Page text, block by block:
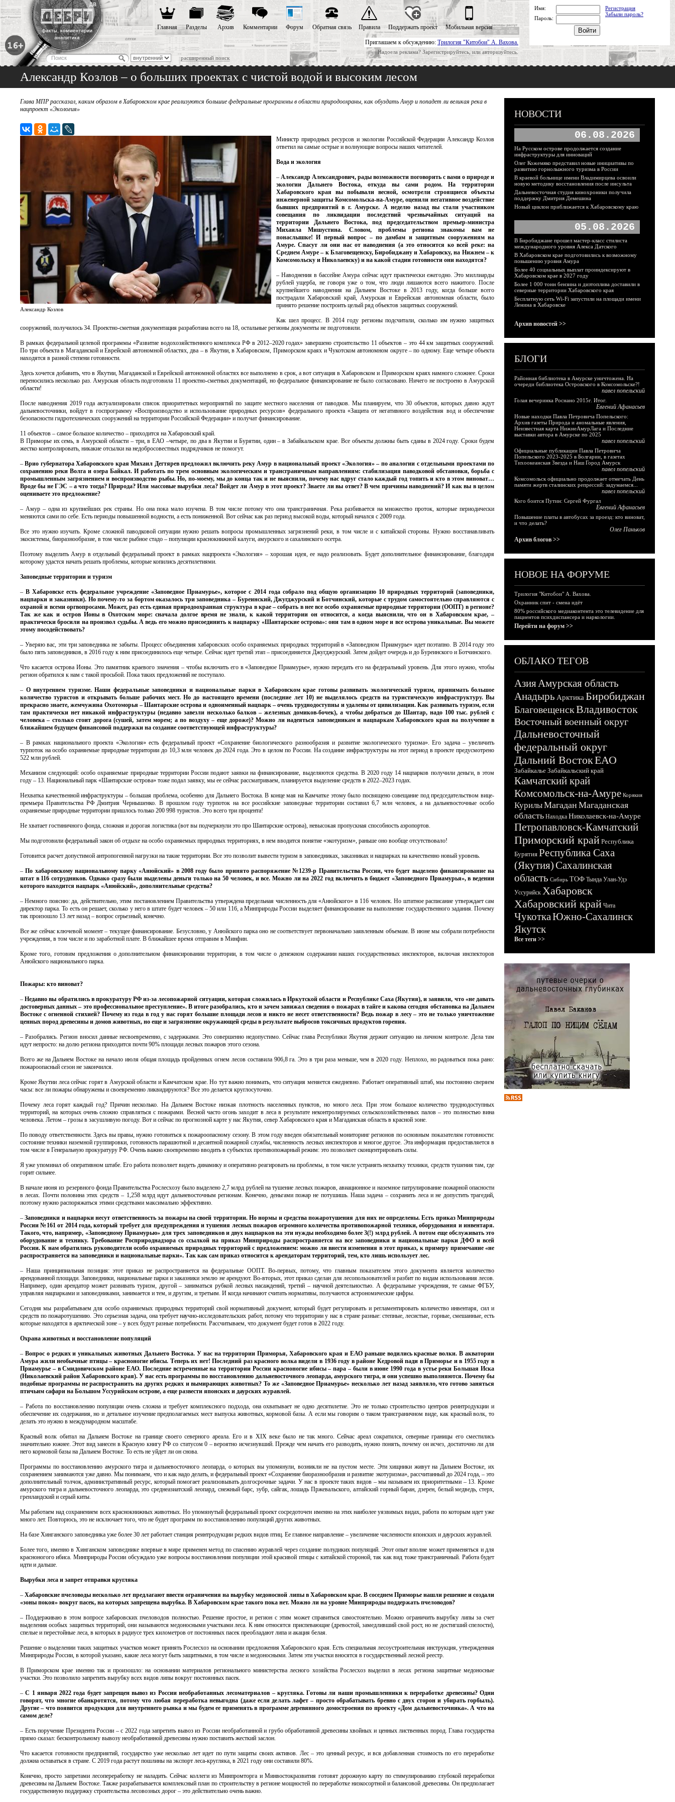
Приглашаем к обсуждению: Трилогия "Китобои" А. Вахова.
Надоела реклама? Зарегистрируйтесь, или авторизуйтесь.
расширенный поиск
Главная Разделы Архив Комментарии Форум Обратная связь Правила Поддержать проект Мобильная версия
Имя:
Регистрация
Забыли пароль?
Пароль:
Александр Козлов – о больших проектах с чистой водой и высоким лесом
Глава МПР рассказал, каким образом в Хабаровском крае реализуются большие федеральные программы в области природоохраны, как обуздать Амур и попадет ли великая река в
нацпроект «Экология»
Александр Козлов
Министр природных ресурсов и экологии Российской Федерации Александр Козлов
ответил на самые острые и волнующие вопросы наших читателей.
Вода и экология
– Александр Александрович, рады возможности поговорить с вами о природе и
экологии Дальнего Востока, откуда вы сами родом. На территории
Хабаровского края вы побывали весной, осмотрели строящиеся объекты
инженерной защиты Комсомольска-на-Амуре, оценили негативное воздействие
бывших предприятий в г. Амурске. А неделю назад вы стали участником
совещания по ликвидации последствий чрезвычайных ситуаций на
территории Дальнего Востока, под председательством премьер-министра
Михаила Мишустина. Словом, проблемы региона знакомы вам не
понаслышке! И первый вопрос – по дамбам и защитным сооружениям на
Амуре. Спасут ли они нас от наводнения (а это относится ко всей реке: на
Среднем Амуре – к Благовещенску, Биробиджану и Хабаровску, на Нижнем – к
Комсомольску и Николаевску) и на какой стадии готовности они находятся?
– Наводнения в бассейне Амура сейчас идут практически ежегодно. Это миллиарды
рублей ущерба, не говоря уже о том, что люди лишаются всего нажитого. После
крупнейшего наводнения на Дальнем Востоке в 2013 году, когда больше всего
пострадали Хабаровский край, Амурская и Еврейская автономная области, было
принято решение построить целый ряд объектов защитных сооружений.
Как шел процесс. В 2014 году регионы подсчитали, сколько им нужно защитных
сооружений, получилось 34. Проектно-сметная документация разработана всего на 18, остальные регионы документы не подготовили.
В рамках федеральной целевой программы «Развитие водохозяйственного комплекса РФ в 2012–2020 годах» завершено строительство 11 объектов – это 44 км защитных сооружений.
По три объекта в Магаданской и Еврейской автономной областях, два – в Якутии, в Хабаровском, Приморском краях и Чукотском автономном округе – по одному. Еще четыре объекта
находятся в разной степени готовности.
Здесь хочется добавить, что в Якутии, Магаданской и Еврейской автономной областях все выполнено в срок, а вот ситуация в Хабаровском и Приморском краях намного сложнее. Сроки
переносились несколько раз. Амурская область подготовила 11 проектно-сметных документаций, но федеральное финансирование не было согласовано. Ничего не построено в Амурской
области!
После наводнения 2019 года актуализировали список приоритетных мероприятий по защите местного населения от паводков. Мы планируем, что 30 объектов, которых давно ждут
дальневосточники, войдут в госпрограмму «Воспроизводство и использование природных ресурсов» федерального проекта «Защита от негативного воздействия вод и обеспечение
безопасности гидротехнических сооружений на территории Российской Федерации» и получат финансирование.
11 объектов – самое большое количество – приходится на Хабаровский край.
В Приморье их семь, в Амурской области – три, в ЕАО –четыре, по два в Якутии и Бурятии, один – в Забайкальском крае. Все объекты должны быть сданы в 2024 году. Сроки будем
жестко контролировать, никакие отсылки на недобросовестных подрядчиков не помогут.
–Врио губернатора Хабаровского края Михаил Дегтярев предложил включить реку Амур в национальный проект «Экология» – по аналогии с отдельными проектами по
сохранению реки Волга и озера Байкал. И работать по трем основным экологическим и трансграничным направлениям: стабилизация паводковой обстановки, борьба с
промышленным загрязнением и воспроизводство рыбы. Но, по-моему, мы до конца так и не выяснили, почему нас вдруг стало каждый год топить и кто в этом виноват…
Вроде бы не ГЭС – а что тогда? Природа? Или массовые вырубки леса? Войдет ли Амур в этот проект? Знаете ли вы ответ? В чем причины наводнений? И как вы в целом
оцениваете это предложение?
– Амур – одна из крупнейших рек страны. Но она пока мало изучена. В том числе потому что она трансграничная. Река разбивается на множество проток, которые периодически
меняются сами по себе. Есть периоды повышенной водности, а есть пониженной. Вот сейчас как раз период высокой воды, который начался с 2009 года.
Все это нужно изучать. Кроме сложной паводковой ситуации нужно решать вопросы промышленных загрязнений реки, в том числе и с китайской стороны. Нужно восстанавливать
экосистемы, биоразнообразие, в том числе рыбное стадо – популяции краснокнижной калуги, амурского и сахалинского осетра.
Поэтому выделить Амур в отдельный федеральный проект в рамках нацпроекта «Экология» – хорошая идея, ее надо реализовать. Будет дополнительное финансирование, благодаря
которому удастся начать решать проблемы, которые копились десятилетиями.
Заповедные территории и туризм
–В Хабаровске есть федеральное учреждение «Заповедное Приамурье», которое с 2014 года собрало под общую организацию 10 природных территорий (заповедники,
нацпарки и заказники). Но почему-то за бортом оказалось три заповедника – Буреинский, Джугджурский и Ботчинский, которые с трудом самостоятельно справляются с
охраной и всеми оргвопросами. Может, раз есть единая природоохранная структура в крае – собрать в нее все особо охраняемые природные территории (ООПТ) в регионе?
Так же как и остров Ионы в Охотском море: сначала долгое время не знали, к какой территории он относится, а когда выяснили, что он в Хабаровском крае, –
практически бросили на произвол судьбы. А ведь его можно присоединить к нацпарку «Шантарские острова»: они там в одном море и все острова уникальные. Вы можете
этому посодействовать?
– Уверяю вас, эти три заповедника не забыты. Процесс объединения хабаровских особо охраняемых природных территорий в «Заповедном Приамурье» идет поэтапно. В 2014 году это
было пять заповедников, в 2016 году к ним присоединилось еще четыре. Сейчас идет третий этап – присоединяется Джугджурский. Затем дойдет очередь и до Буреинского и Ботчинского.
Что касается острова Ионы. Это памятник краевого значения – чтобы включить его в «Заповедное Приамурье», нужно передать его на федеральный уровень. Для этого нужно, чтобы
регион обратился к нам с такой просьбой. Пока таких предложений не поступало.
– О внутреннем туризме. Наши федеральные заповедники и национальные парки в Хабаровском крае готовы развивать экологический туризм, принимать большое
количество туристов и открывать больше рабочих мест. Но до настоящего времени (последние лет 10) не выделялось средств на туристическую инфраструктуру. Вы
прекрасно знаете, жемчужина Охотоморья – Шантарские острова и одноименный нацпарк – очень труднодоступны и удалены от цивилизации. Как развивать туризм, если
там практически нет никакой инфраструктуры (недавно завезли несколько балков – железных домиков-бочек), а чтобы добраться до Шантар, надо 100 тыс. рублей с
человека – столько стоит дорога (сушей, затем морем; а по воздуху – еще дороже)? Можно ли надеяться заповедникам и нацпаркам Хабаровского края на получение в
ближайшем будущем финансовой поддержки на создание соответствующей инфраструктуры?
– В рамках национального проекта «Экология» есть федеральный проект «Сохранение биологического разнообразия и развитие экологического туризма». Его задача – увеличить
турпоток на особо охраняемые природные территории до 10,3 млн человек до 2024 года. Это в целом по России. На создание инфраструктуры на этот период в проекте предусмотрено
522 млн рублей.
Механизм следующий: особо охраняемые природные территории России подают заявки на финансирование, выделяются средства. В 2020 году 14 нацпарков получили деньги, в этом
году – 13. Национальный парк «Шантарские острова» тоже подал заявку, мы ее сейчас рассматриваем, планируется выделение средств в 2022–2023 годах.
Нехватка качественной инфраструктуры – большая проблема, особенно для Дальнего Востока. В конце мая на Камчатке этому было посвящено совещание под председательством вице-
премьера Правительства РФ Дмитрия Чернышенко. В прошлом году турпоток на все российские заповедные территории составил 6,7 млн человек, а на дальневосточные особо
охраняемые природные территории пришлось только 200 998 туристов. Это всего три процента!
Не хватает гостиничного фонда, сложная и дорогая логистика (вот вы подчеркнули это про Шантарские острова), невысокая пропускная способность аэропортов.
Мы подготовили федеральный закон об отдыхе на особо охраняемых природных территориях, в нем вводится понятие «экотуризм», раньше оно вообще отсутствовало!
Готовится расчет допустимой антропогенной нагрузки на такие территории. Все это позволит вывести туризм в заповедниках, заказниках и нацпарках на качественно новый уровень.
–По хабаровскому национальному парку «Анюйский» в 2008 году было принято распоряжение №1239-р Правительства России, что будет выделено финансирование на
штат в 116 сотрудников. Однако сразу были выделены деньги только на 50 человек, и все. Можно ли на 2022 год включить в бюджет «Заповедного Приамурья», в ведении
которого находится нацпарк «Анюйский», дополнительные средства?
– Немного поясню: да, действительно, этим постановлением Правительства утверждена предельная численность для «Анюйского» в 116 человек. Но штатное расписание утверждает сам
директор парка. То есть он решает, сколько у него в штате будет человек – 50 или 116, а Минприроды России выделяет финансирование на выполнение государственного задания. Почему
так произошло 13 лет назад – вопрос серьезный, конечно.
Все же сейчас ключевой момент – текущее финансирование. Безусловно, у Анюйского парка оно не соответствует первоначально заявленным объемам. В июне мы собрали потребности
учреждения, в том числе и по заработной плате. В ближайшее время отправим в Минфин.
Кроме того, готовим предложения о дополнительном финансировании территории, в том числе о денежном содержании наших государственных инспекторов, включая инспекторов
Анюйского национального парка.
Пожары: кто виноват?
–Недавно вы обратились в прокуратуру РФ из-за лесопожарной ситуации, которая сложилась в Иркутской области и Республике Саха (Якутия), и заявили, что «не давать
достоверных данных – это профессиональное преступление». В итоге разобрались, кто и зачем занижал сведения о пожарах в тайге и какова сегодня обстановка на Дальнем
Востоке с огненной стихией? Почему из года в год у нас горят большие площади лесов и никто не несет ответственности? Ведь пожар в лесу – это не только уничтожение
ценных пород древесины и домов животных, но еще и загрязнение окружающей среды в результате выбросов токсичных продуктов горения.
– Разобрались. Регион вносил данные несвоевременно, с задержками. Это совершенно недопустимо. Сейчас глава Республики Якутия держит ситуацию на личном контроле. Дела там
идут непросто: на долю региона приходится почти 90% площади лесных пожаров этого сезона.
Всего же на Дальнем Востоке на начало июля общая площадь пройденных огнем лесов составила 906,8 га. Это в три раза меньше, чем в 2020 году. Неплохо, но радоваться пока рано:
пожароопасный сезон не закончился.
Кроме Якутии леса сейчас горят в Амурской области и Камчатском крае. Но тут важно понимать, что ситуация меняется ежедневно. Работает оперативный штаб, мы постоянно сверяем
часы: все ли пожары обнаружены и своевременно ликвидируются? Все это делается круглосуточно.
Почему леса горят каждый год? Причин несколько. На Дальнем Востоке низкая плотность населенных пунктов, но много леса. При этом большое количество труднодоступных
территорий, на которых очень сложно справляться с пожарами. Весной часто огонь заходит в леса в результате неконтролируемых сельскохозяйственных палов – это полностью вина
человека. Летом – грозы в засушливую погоду. Вот и сейчас по прогнозной карте у нас Якутия, север Хабаровского края и Магаданская область в красной зоне.
По поводу ответственности. Здесь вы правы, нужно готовиться к пожароопасному сезону. В этом году введен обязательный мониторинг регионов по основным показателям готовности:
состояние техники наземной группировки, готовность парашютной и десантной пожарной службы, численность лесных инспекторов и многое другое. Эта информация предоставляется в
том числе в Генеральную прокуратуру РФ. Очень важно своевременно вводить в субъектах противопожарный режим: это позволяет сконцентрировать силы.
Я уже упоминал об оперативном штабе. Его работа позволяет видеть динамику и оперативно реагировать на проблемы, в том числе устранять нехватку техники, средств тушения там, где
горит сильнее.
В начале июня из резервного фонда Правительства Рослесхозу было выделено 2,7 млрд рублей на тушение лесных пожаров, авиационное и наземное патрулирование пожарной опасности
в лесах. Почти половина этих средств – 1,258 млрд идут дальневосточным регионам. Конечно, деньгами пожар не потушишь. Наша задача – сохранить леса и не допустить трагедий,
поэтому нужно распоряжаться этими средствами максимально эффективно.
–Заповедники и нацпарки несут ответственность за пожары на своей территории. Но нормы и средства пожаротушения для них не определены. Есть приказ Минприроды
России №161 от 2014 года, который требует для предупреждения и тушения лесных пожаров огромного количества противопожарной техники, оборудования и инвентаря.
Такого, что, например, «Заповедному Приамурью» для трех заповедников и двух нацпарков на эти нужды необходимо более 3(!) млрд рублей. А потом еще обслуживать это
оборудование и технику. Требование Росприроднадзора со ссылкой на приказ Минприроды распространяется на все заповедники и национальные парки ДФО и всей
России. К нам обратились руководители особо охраняемых природных территорий с предложением: можно ли внести изменения в этот приказ, к примеру примечание «не
распространяется на заповедники и национальные парки». Так как сам приказ относится к арендаторам территорий, тем, кто лишь использует лес.
– Наша принципиальная позиция: этот приказ не распространяется на федеральные ООПТ. Во-первых, потому, что главным показателем этого документа является количество
арендованной площади. Заповедники, национальные парки и заказники землю не арендуют. Во-вторых, этот приказ сделан для лесопользователей и разбит по видам использования лесов.
Например, один арендатор может развивать туризм, другой – заниматься рубкой лесных насаждений, третий – научной деятельностью. А федеральные учреждения, те самые ФГБУ,
управляя нацпарками и заповедниками, занимается и тем, и другим, и третьим. И когда начинают считать нормативы, получаются астрономические цифры.
Сегодня мы разрабатываем для особо охраняемых природных территорий свой нормативный документ, который будет регулировать и регламентировать количество инвентаря, сил и
средств по пожаротушению. Это серьезная задача, она требует научно-исследовательских работ, потому что территории у нас в стране разные: степные, лесистые, горные, смешанные, есть
которые находятся в арктической зоне – у всех будут разные потребности. Рассчитываем, что документ будет готов в 2022 году.
Охрана животных и восстановление популяций
– Вопрос о редких и уникальных животных Дальнего Востока. У нас на территории Приморья, Хабаровского края и ЕАО раньше водились красные волки. В акватории
Амура жили необычные птицы – красноногие ибисы. Теперь их нет! Последний раз красного волка видели в 1936 году в районе Кедровой пади в Приморье и в 1955 году в
Приамурье – в Смидовичском районе ЕАО. Последние встреченные на территории России красноногие ибисы – пара – были в июне 1990 года в устье реки Большая Иска
(Николаевский район Хабаровского края). У нас есть программы по восстановлению дальневосточного леопарда, амурского тигра, и они успешно выполняются. Почему бы
подобные программы не распространить на других редких и вымирающих животных? То же «Заповедное Приамурье» несколько лет назад заявляло, что готово заняться
птичьим сафари на Большом Уссурийском острове, а еще развести японских и даурских журавлей.
– Работа по восстановлению популяции очень сложна и требует комплексного подхода, она охватывает не одно десятилетие. Это не только строительство центров реинтродукции и
обеспечение их содержания, но и детальное изучение предполагаемых мест выпуска животных, кормовой базы. А если мы говорим о таком трансграничном виде, как красный волк, то
делать это нужно в международном масштабе.
Красный волк обитал на Дальнем Востоке на границе своего северного ареала. Его и в XIX веке было не так много. Сейчас ареал сократился, северные границы его сместились
значительно южнее. Этот вид занесен в Красную книгу РФ со статусом 0 – вероятно исчезнувший. Прежде чем начать его разводить, нужно понять, почему он исчез, достаточно ли для
него кормовой базы на Дальнем Востоке. То есть не уйдет ли он снова.
Программы по восстановлению амурского тигра и дальневосточного леопарда, о которых вы упомянули, возникли не на пустом месте. Эти хищники живут на Дальнем Востоке, их
сохранением занимаются уже давно. Мы понимаем, что и как надо делать, и федеральный проект «Сохранение биоразнообразия и развитие экотуризма», рассчитанный до 2024 года, – это
дополнительный толчок, административный ресурс, который помогает реализовывать долгосрочные задачи. У нас в проекте таких видов – мы называем их приоритетными – 13. Кроме
амурского тигра и дальневосточного леопарда, это среднеазиатский леопард, снежный барс, зубр, сайгак, лошадь Пржевальского, алтайский горный баран, дзерен, белый медведь, стерх,
гренландский и серый киты.
Мы работаем над сохранением всех краснокнижных животных. Но упомянутый федеральный проект сосредоточен именно на этих наиболее уязвимых видах, работа по которым идет уже
много лет. Повторюсь, это не исключает того, что не будет программ по восстановлению популяций других животных.
На базе Хинганского заповедника уже более 30 лет работает станция реинтродукции редких видов птиц. Ее главное направление – увеличение численности японских и даурских журавлей.
Более того, именно в Хинганском заповеднике впервые в мире применен метод по спасению журавлей через создание полудиких популяций. Этот опыт вполне может применяться и для
красноногого ибиса. Минприроды России обсуждало уже вопросы восстановления популяции этой красивой птицы с китайской стороной, так как вид тоже трансграничный. Работа будет
идти и дальше.
Вырубки леса и запрет отправки кругляка
–Хабаровские пчеловоды несколько лет предлагают ввести ограничения на вырубку медоносной липы в Хабаровском крае. В соседнем Приморье нашли решение и создали
«зоны покоя» вокруг пасек, на которых запрещена вырубка. В Хабаровском крае такого пока нет. Можно ли на уровне Минприроды поддержать пчеловодов?
– Поддерживаю в этом вопросе хабаровских пчеловодов полностью. Решение простое, и регион с этим может справиться самостоятельно. Можно ограничить вырубку липы за счет
выделения особых защитных территорий, они называются медоносными участками леса. К ним относятся приспевающие (древостой, замедливший свой рост, но не достигший спелости),
спелые и перестойные леса, в которых в радиусе трех километров от постоянных пасек преобладают липа и акация белая.
Решение о выделении таких защитных участков может принять Рослесхоз на основании предложения Хабаровского края. Есть специальная лесоустроительная инструкция, утвержденная
Минприроды России, в которой указано, какие леса могут быть защитными, в том числе и медоносными. Затем эти участки вносятся в государственный лесной реестр.
В Приморском крае именно так и произошло: на основании материалов регионального министерства лесного хозяйства Рослесхоз выделил в лесах региона защитные медоносные
участки. Это позволило запретить вырубку всех видов липы вокруг постоянных пасек.
–С 1 января 2022 года будет запрещен вывоз из России необработанных лесоматериалов – кругляка. Готовы ли наши промышленники к переработке древесины? Одни
говорят, что многие обанкротятся, потому что любая переработка невыгодна (даже если делать лафет – просто обрабатывать бревно с двух сторон и убирать горбыль).
Другие – что появится продукция для внутреннего рынка и мы будем ее применять в программе деревянного домостроения по проекту «Дом дальневосточника». А что на
самом деле?
– Есть поручение Президента России – с 2022 года запретить вывоз из России необработанной и грубо обработанной древесины хвойных и ценных лиственных пород. Глава государства
прямо сказал: бесконтрольному вывозу необработанной древесины нужно поставить жесткий заслон.
Что касается готовности предприятий, государство уже несколько лет идет по пути защиты своих активов. Лес – это ценный ресурс, и вся добавленная стоимость по его переработке
должна оставаться в стране. С 2019 года растут пошлины на экспорт леса-кругляка, в 2021 году они составили 80%.
Конечно, просто запретами лесопереработку не наладить. Сейчас коллеги из Минпромторга и Минвостокразвития готовят дорожную карту по стимулированию глубокой переработки
древесины на Дальнем Востоке. Также разрабатывается комплексный план по строительству в регионе мощностей по переработке низкосортной и балансовой древесины. Он предполагает
государственную поддержку строительства лесовозных дорог – это действительно очень важно.
НОВОСТИ
06.08.2026
На Русском острове продолжается создание
инфраструктуры для инноваций
Олег Кожемяко представил новые инициативы по
развитию горнолыжного туризма в России
В краевой больнице имени Владимирцева освоили
новую методику восстановления после инсульта
Дальневосточная студия кинохроники получила
поддержку Дмитрия Демешина
Новый циклон приближается к Хабаровскому краю
05.08.2026
В Биробиджане прошел мастер-класс стилиста
международного уровня Алекса Датского
В Хабаровском крае подготовились к возможному
повышению уровня Амура
Более 40 социальных выплат проиндексируют в
Хабаровском крае в 2027 году
Более 1 000 тонн бензина и дизтоплива доставили в
северные территории Хабаровского края
Бесплатную сеть Wi-Fi запустили на площади имени
Ленина в Хабаровске
Архив новостей >>
БЛОГИ
Районная библиотека в Амурске уничтожена. На
очереди библиотека Островского в Комсомольске?!
павел попельский
Голая вечеринка Роснано 2015г. Итог.
Евгений Афанасьев
Новые находки Павла Петровича Попельского:
Архив газеты Природа и аномальные явления,
Неизвестная карта НижнеАмурЛага и Последние
выставки автора в Амурске по 2025
павел попельский
Официальные публикации Павла Петровича
Попельского 2023-2025 в Болгарии, в газетах
Тихоокеанская Звезда и Наш Город Амурск
павел попельский
Комсомольск официально продолжает отмечать День
памяти жертв сталинских репрессий: задумаемся...
павел попельский
Кого боится Путин: Сергей Фургал
Евгений Афанасьев
Повышение платы в автобусах за проезд: кто виноват,
и что делать?
Олег Паньков
Архив блогов >>
НОВОЕ НА ФОРУМЕ
Трилогия "Китобои" А. Вахова.
Охранник спит - смена идёт
80% российского медиаконтента это телевидение для
пациентов психдиспансера и наркологии.
Перейти на форум >>
ОБЛАКО ТЕГОВ
АзияАмурская область
Анадырь Арктика Биробиджан
БлаговещенскВладивосток
Восточный военный округ
Дальневосточный
федеральный округ
Дальний ВостокЕАО
Забайкалье Забайкальский край
Камчатский край
Комсомольск-на-Амуре Корякия
КурилыМагадан Магаданская
область Находка Николаевск-на-Амуре
Петропавловск-Камчатский
Приморский край Республика
Бурятия Республика Саха
(Якутия)Сахалинская
область Сибирь ТОФ Тында Улан-Удэ
Уссурийск Хабаровск
Хабаровский край Чита
ЧукоткаЮжно-Сахалинск
Якутск
Все теги >>